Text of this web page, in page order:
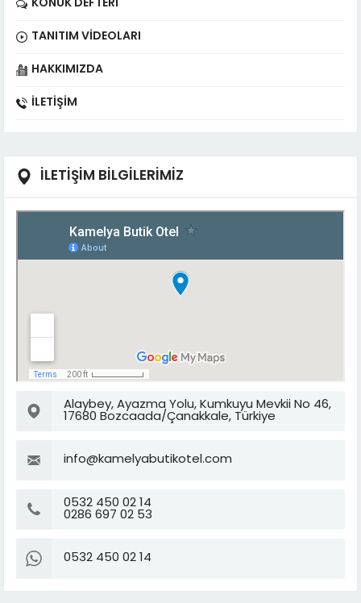
KONUK DEFTERI
TANITIM VIDEOLARI
HAKKIMIZDA
İLETIŞIM
İLETİŞİM BİLGİLERİMİZ
Alaybey, Ayazma Yolu, Kumkuyu Mevkii No 46,
17680 Bozcaada/Çanakkale, Türkiye
info@kamelyabutikotel.com
0532 450 02 14
0286 697 02 53
0532 450 02 14